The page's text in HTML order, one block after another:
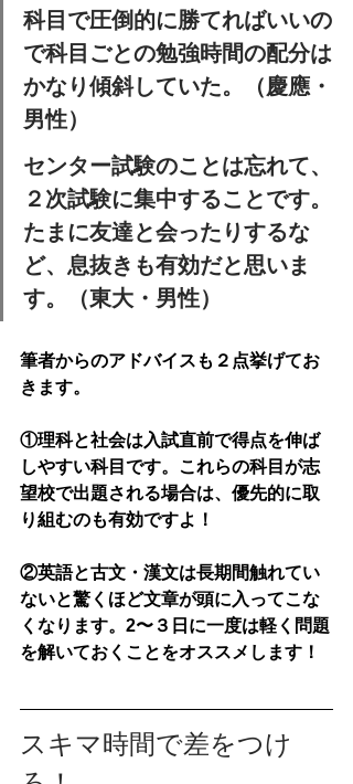
科目で圧倒的に勝てればいいの
で科目ごとの勉強時間の配分は
かなり傾斜していた。（慶應・
男性）
センター試験のことは忘れて、
２次試験に集中することです。
たまに友達と会ったりするな
ど、 息抜きも有効だと思いま
す。（東大・男性）
筆者からのアドバイスも２点挙げてお
きます。
①理科と社会は入試直前で得点を伸ば
しやすい科目です。これらの科目が志
望校で出題される場合は、優先的に取
り組むのも有効ですよ！
②英語と古文・漢文は長期間触れてい
ないと驚くほど文章が頭に入ってこな
くなります。2〜３日に一度は軽く問題
を解いておくことをオススメします！
スキマ時間で差をつけ